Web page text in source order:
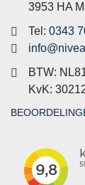
3953 HA
Tel: 0343
BTW:
KvK: